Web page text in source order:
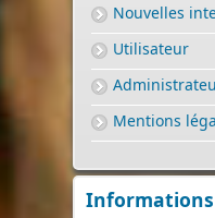
Nouvelles
Utilisateur
Mentions
Informations
Nous vous
poursaisir et
à tout moment
exemplaires,